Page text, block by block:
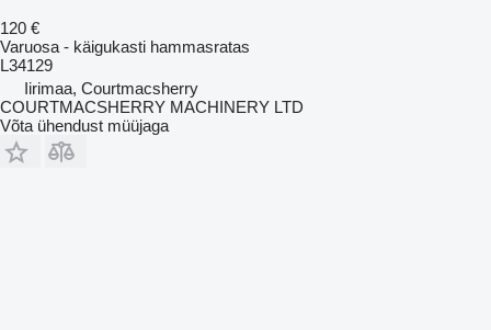
120 €
Varuosa - käigukasti hammasratas
L34129
Iirimaa, Courtmacsherry
COURTMACSHERRY MACHINERY LTD
Võta ühendust müüjaga